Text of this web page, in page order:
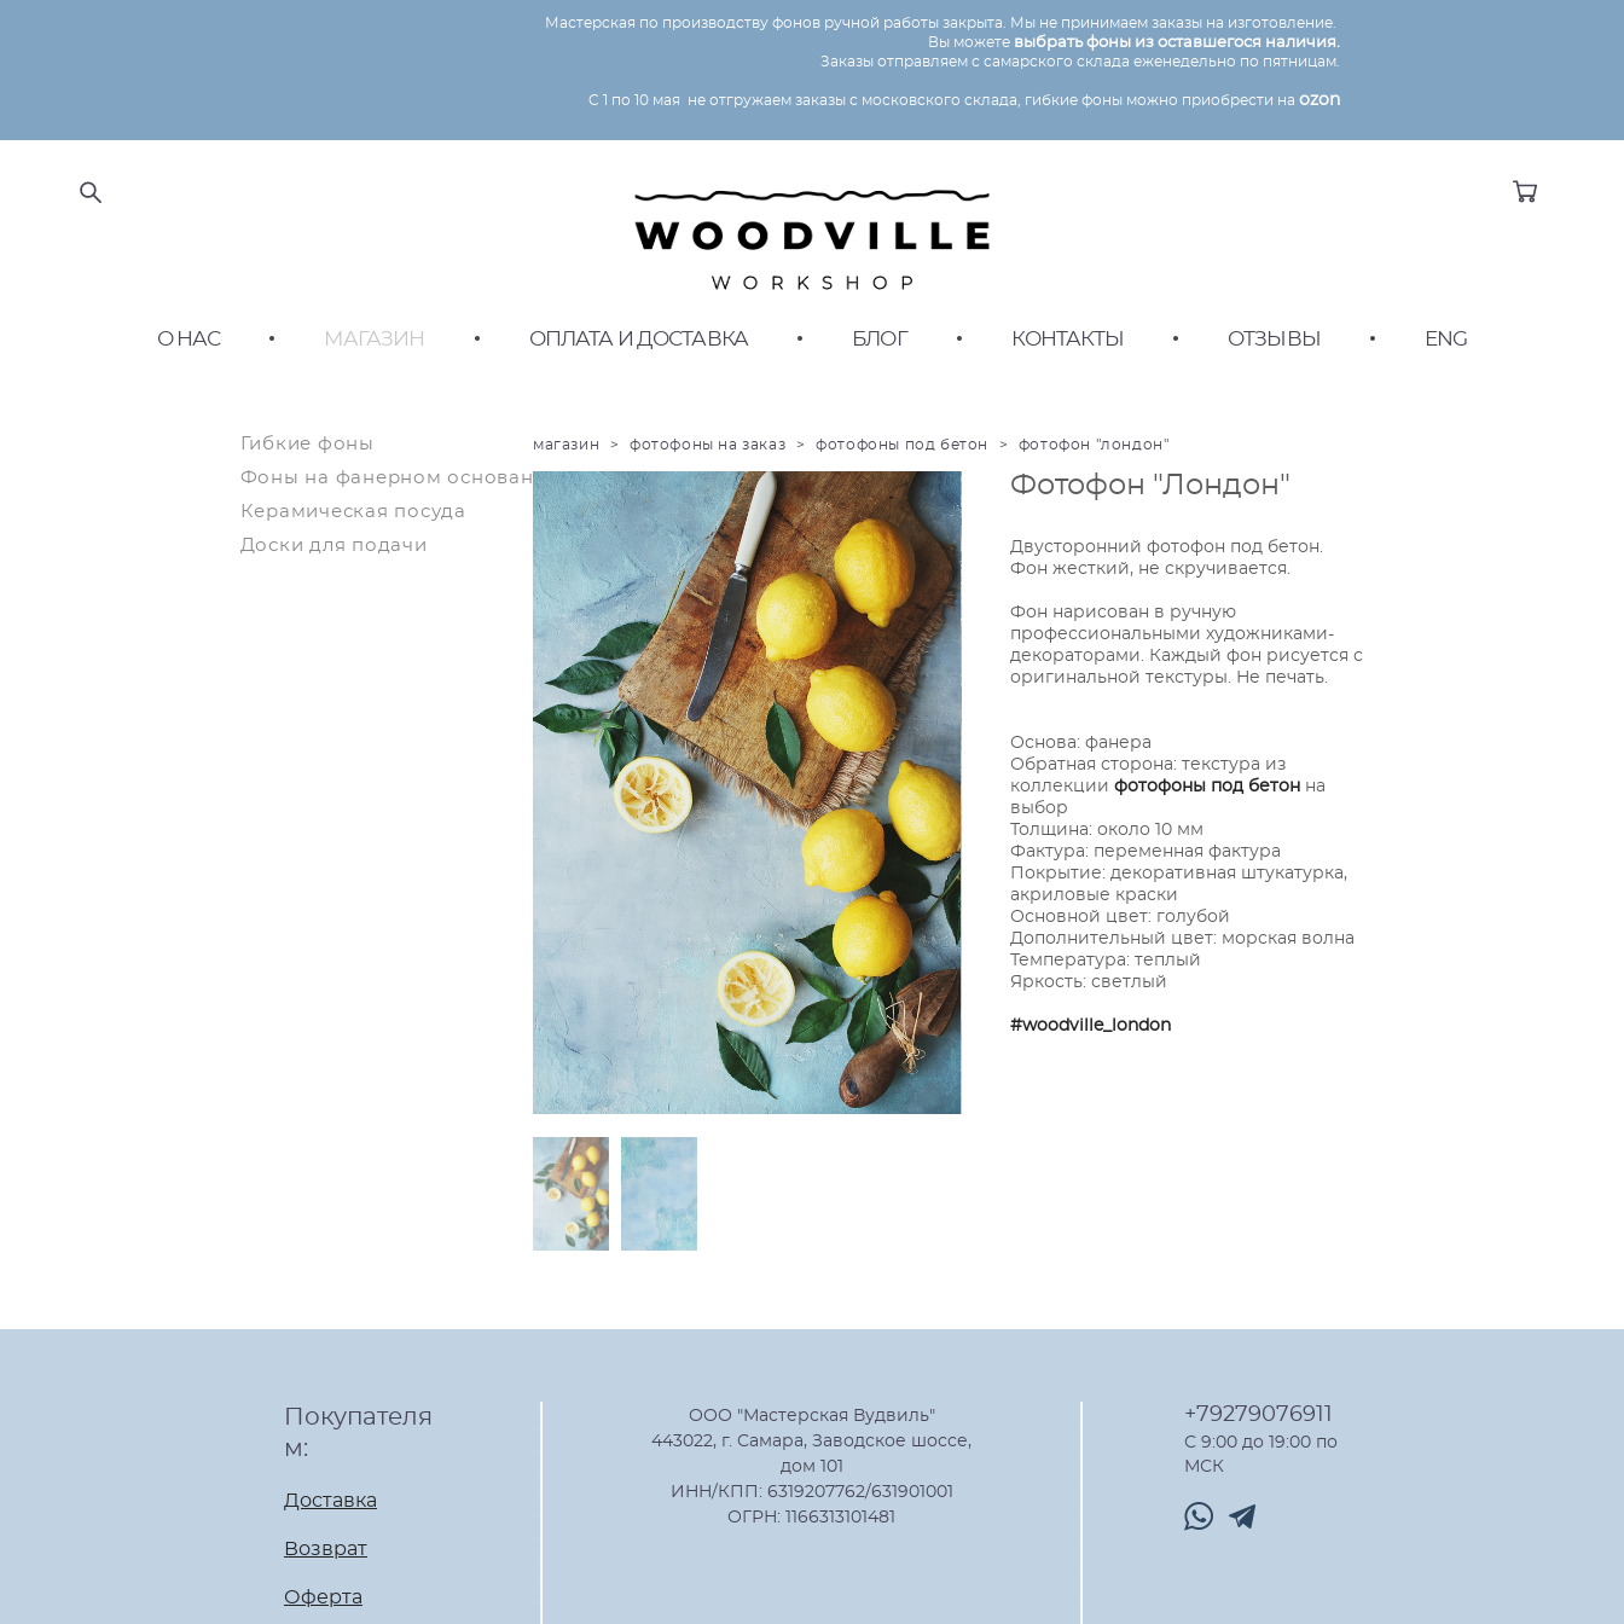
Мастерская по производству фонов ручной работы закрыта. Мы не принимаем заказы на изготовление.
Вы можете выбрать фоны из оставшегося наличия.
Заказы отправляем с самарского склада еженедельно по пятницам.
C 1 по 10 мая не отгружаем заказы с московского склада, гибкие фоны можно приобрести на ozon
О НАС • МАГАЗИН • ОПЛАТА И ДОСТАВКА • БЛОГ • КОНТАКТЫ • ОТЗЫВЫ • ENG
Гибкие фоны
Фоны на фанерном основании
Керамическая посуда
Доски для подачи
магазин > фотофоны на заказ > фотофоны под бетон > фотофон "лондон"
Фотофон "Лондон"
Двусторонний фотофон под бетон.
Фон жесткий, не скручивается.
Фон нарисован в ручную
профессиональными художниками-
декораторами. Каждый фон рисуется с
оригинальной текстуры. Не печать.
Основа: фанера
Обратная сторона: текстура из
коллекции фотофоны под бетонна
выбор
Толщина: около 10 мм
Фактура: переменная фактура
Покрытие: декоративная штукатурка,
акриловые краски
Основной цвет: голубой
Дополнительный цвет: морская волна
Температура: теплый
Яркость: светлый
#woodville_london
Покупателя
м:
Доставка
Возврат
Оферта
ООО "Мастерская Вудвиль"
443022, г. Самара, Заводское шоссе,
дом 101
ИНН/КПП: 6319207762/631901001
ОГРН: 1166313101481
+79279076911
С 9:00 до 19:00 по
МСК